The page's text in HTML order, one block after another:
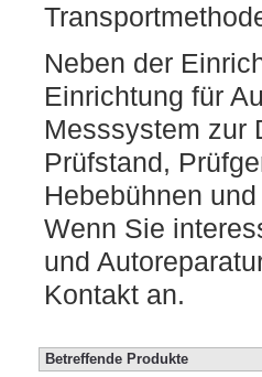
Neben der
Einrichtung für
Messsystem zur
Prüfstand,
Hebebühnen
Wenn Sie
und
Kontakt an.
Betreffende Produkte